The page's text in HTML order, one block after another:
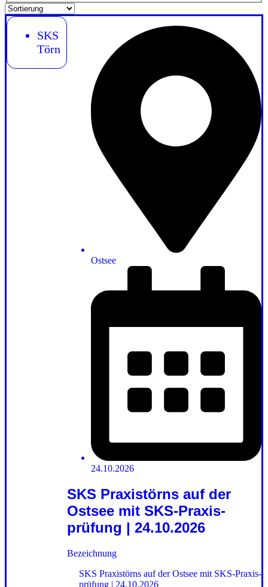
SKS
Törn
Ostsee
24.10.2026
SKS Praxistörns auf der
Ostsee mit SKS-Praxis­
prüfung | 24.10.2026
Bezeichnung
SKS Praxistörns auf der Ostsee mit SKS-Praxis­
prüfung | 24.10.2026